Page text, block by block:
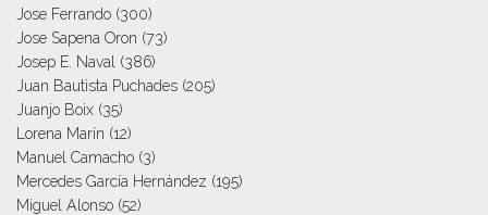
Jose Ferrando (300)
Jose Sapena Oron (73)
Josep E. Naval (386)
Juan Bautista Puchades (205)
Juanjo Boix (35)
Lorena Marín (12)
Manuel Camacho (3)
Mercedes García Hernández (195)
Miguel Alonso (52)